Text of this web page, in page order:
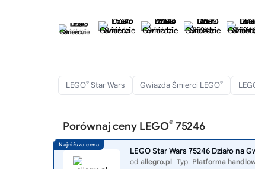
LEGO® Star Wars Gwiazda Śmierci LEGO®
Porównaj ceny LEGO® 75246
LEGO Star Wars 75246 Działo na
od allegro.pl Typ: Platforma